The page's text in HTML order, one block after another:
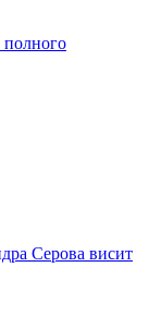
полного
Серова висит